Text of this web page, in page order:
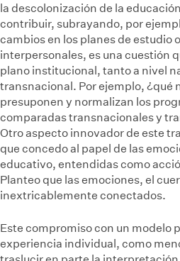
la descolonización de la
contribuir, subrayando, por
cambios en los planes de estudio
interpersonales, es una cuestión
plano institucional, tanto a nivel
transnacional. Por ejemplo, ¿qué
presuponen y normalizan los
comparadas transnacionales y
Otro aspecto innovador de este
que concedo al papel de las
educativo, entendidas como
Planteo que las emociones, el
inextricablemente conectados.
Este compromiso con un modelo
experiencia individual, como